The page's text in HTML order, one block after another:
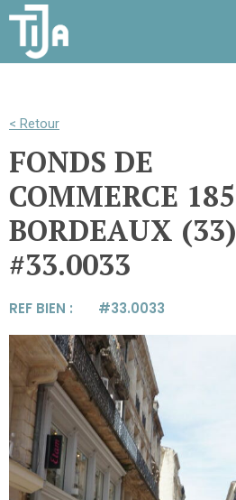
< Retour
FONDS DE
COMMERCE 185
BORDEAUX (33)
#33.0033
REF BIEN : #33.0033